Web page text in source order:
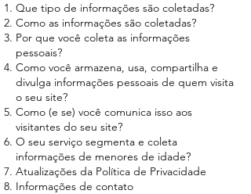
Que tipo de informações são coletadas?
Como as informações são coletadas?
Por que você coleta as informações
pessoais?
Como você armazena, usa, compartilha e
divulga informações pessoais de quem visita
o seu site?
Como (e se) você comunica isso aos
visitantes do seu site?
O seu serviço segmenta e coleta
informações de menores de idade?
Atualizações da Política de Privacidade
Informações de contato